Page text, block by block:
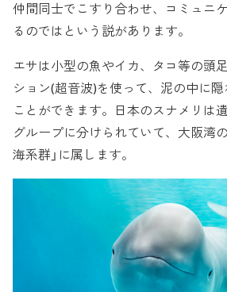
仲間同士でこすり合わせ、コミュニ
るのではという説があります。
エサは小型の魚やイカ、タコ等の頭
ション(超音波)を使って、泥の中に
ことができます。日本のスナメリは
グループに分けられていて、大阪湾
海系群」に属します。